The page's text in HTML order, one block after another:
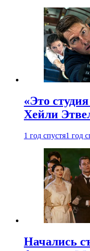
«Это
Хейли
1 год спустя1 год
Начались